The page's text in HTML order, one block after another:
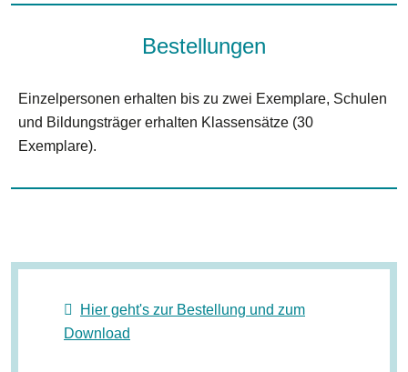
Bestellungen
Einzelpersonen erhalten bis zu zwei Exemplare, Schulen
und Bildungsträger erhalten Klassensätze (30
Exemplare).
Hier geht's zur Bestellung und zum
Download